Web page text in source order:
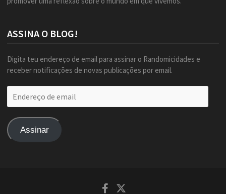
ASSINA O BLOG!
Digita teu endereço de email para assinar o Randomicidades e
receber notificações de novas publicações por email.
de
Assinar
Facebook